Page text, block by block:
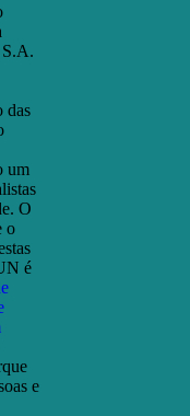
S.A.
das
um
O
o
é
e